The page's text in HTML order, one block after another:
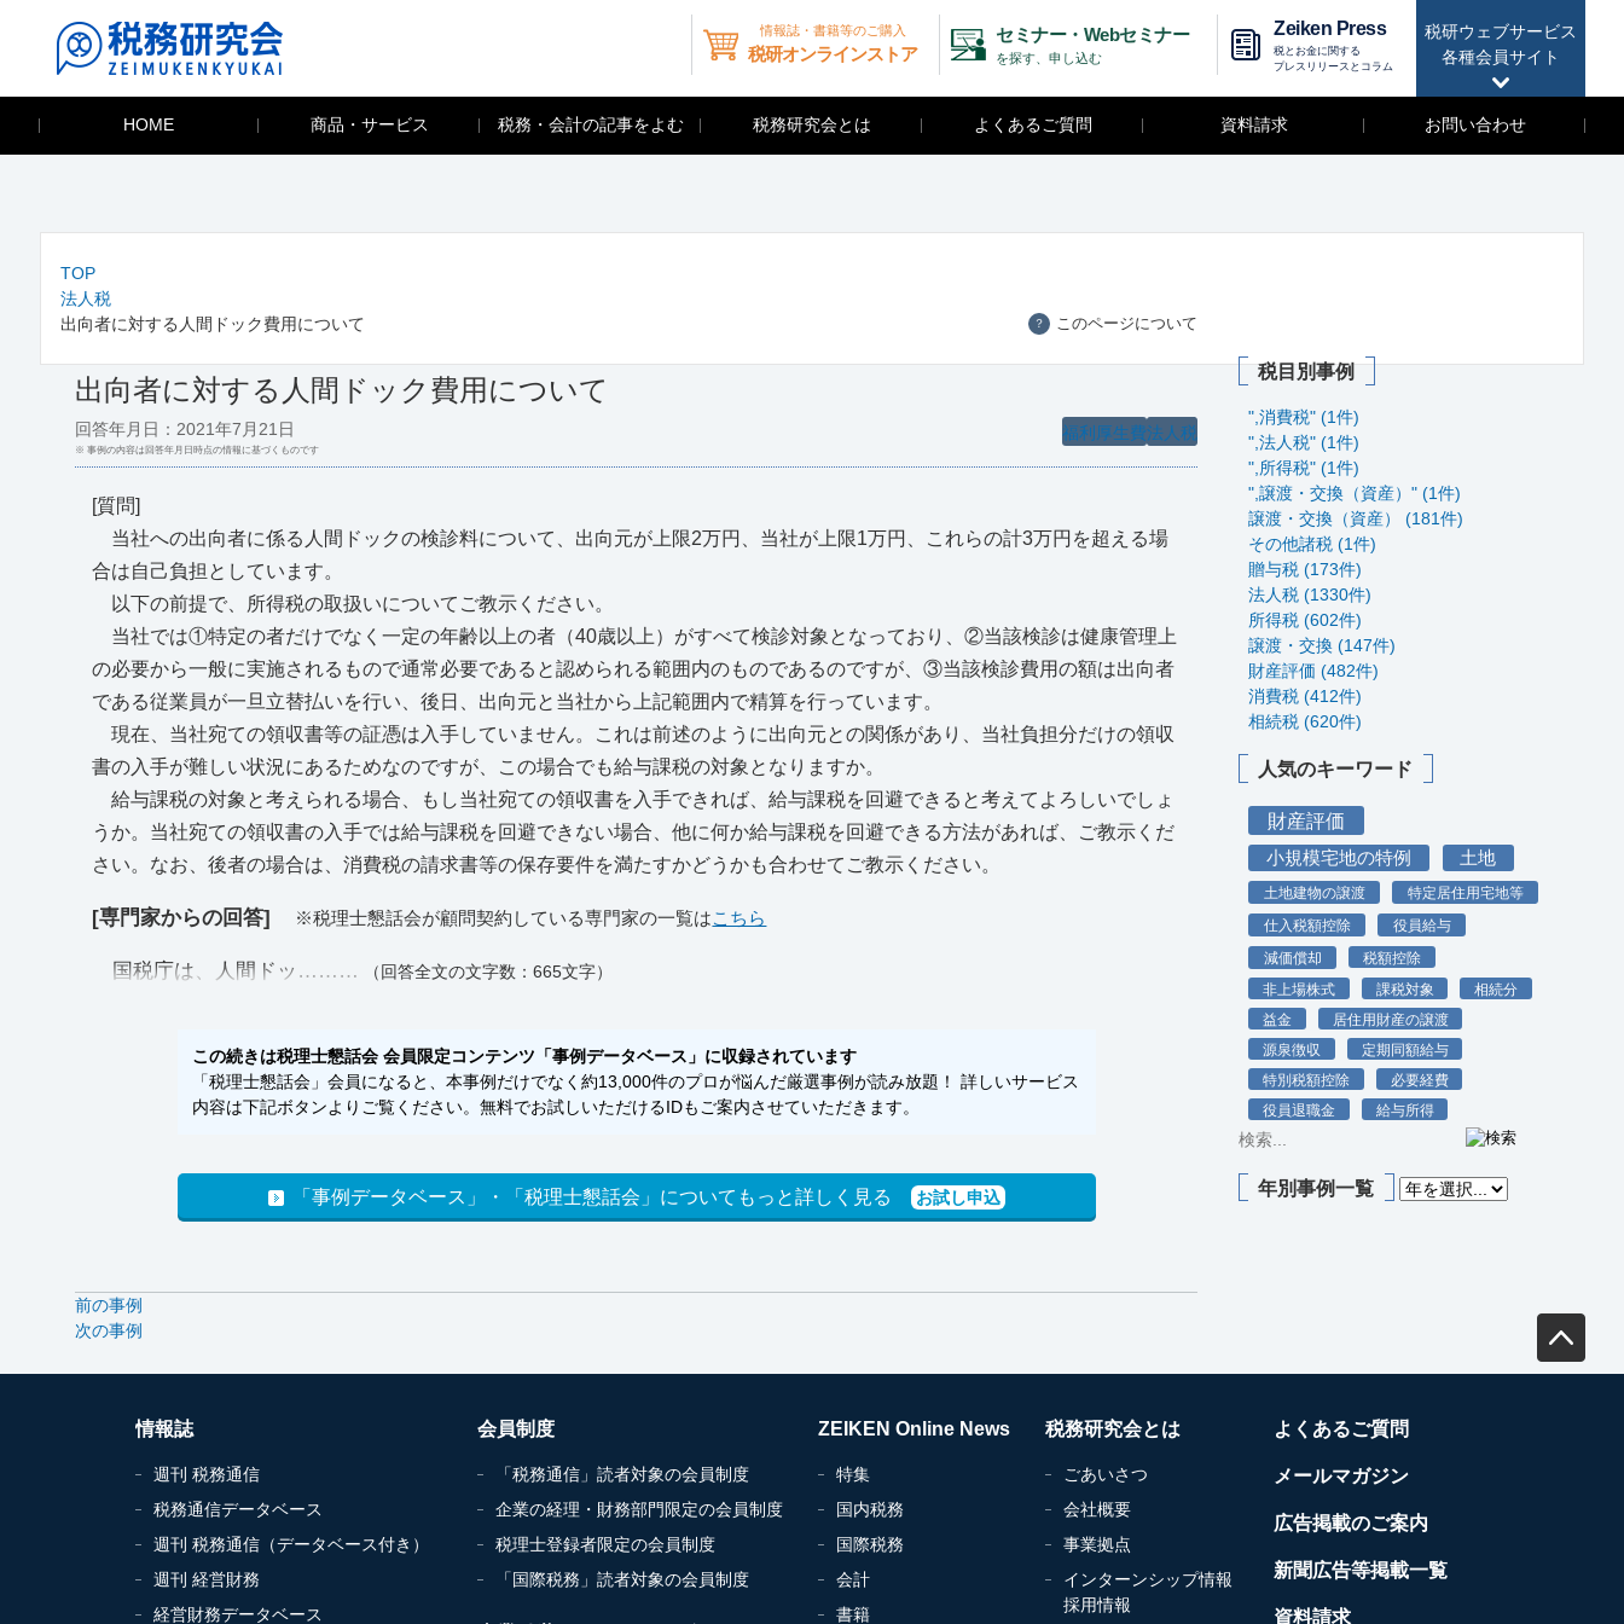
税研ウェブサービス
各種会員サイト
情報誌・書籍等のご購入
税研オンラインストア
セミナー・Webセミナー
を探す、申し込む
Zeiken Press
税とお金に関する
プレスリリースとコラム
HOME 商品・サービス 税務・会計の記事をよむ 税務研究会とは よくあるご質問 資料請求 お問い合わせ
TOP
法人税
出向者に対する人間ドック費用について
？ このページについて
出向者に対する人間ドック費用について
法人税
福利厚生費
回答年月日：2021年7月21日
※ 事例の内容は回答年月日時点の情報に基づくものです
[質問]
当社への出向者に係る人間ドックの検診料について、出向元が上限2万円、当社が上限1万円、これらの計3万円を超える場
合は自己負担としています。
以下の前提で、所得税の取扱いについてご教示ください。
当社では①特定の者だけでなく一定の年齢以上の者（40歳以上）がすべて検診対象となっており、②当該検診は健康管理上
の必要から一般に実施されるもので通常必要であると認められる範囲内のものであるのですが、③当該検診費用の額は出向者
である従業員が一旦立替払いを行い、後日、出向元と当社から上記範囲内で精算を行っています。
現在、当社宛ての領収書等の証憑は入手していません。これは前述のように出向元との関係があり、当社負担分だけの領収
書の入手が難しい状況にあるためなのですが、この場合でも給与課税の対象となりますか。
給与課税の対象と考えられる場合、もし当社宛ての領収書を入手できれば、給与課税を回避できると考えてよろしいでしょ
うか。当社宛ての領収書の入手では給与課税を回避できない場合、他に何か給与課税を回避できる方法があれば、ご教示くだ
さい。なお、後者の場合は、消費税の請求書等の保存要件を満たすかどうかも合わせてご教示ください。
[専門家からの回答] ※税理士懇話会が顧問契約している専門家の一覧はこちら
国税庁は、人間ドッ……… （回答全文の文字数：665文字）
この続きは税理士懇話会 会員限定コンテンツ「事例データベース」に収録されています
「税理士懇話会」会員になると、本事例だけでなく約13,000件のプロが悩んだ厳選事例が読み放題！ 詳しいサービス
内容は下記ボタンよりご覧ください。無料でお試しいただけるIDもご案内させていただきます。
「事例データベース」・「税理士懇話会」についてもっと詳しく見る お試し申込
前の事例
次の事例
税目別事例
",消費税" (1件)
",法人税" (1件)
",所得税" (1件)
",譲渡・交換（資産）" (1件)
譲渡・交換（資産） (181件)
その他諸税 (1件)
贈与税 (173件)
法人税 (1330件)
所得税 (602件)
譲渡・交換 (147件)
財産評価 (482件)
消費税 (412件)
相続税 (620件)
人気のキーワード
財産評価
小規模宅地の特例 土地
土地建物の譲渡
特定居住用宅地等
仕入税額控除
役員給与
減価償却
税額控除
非上場株式
課税対象
相続分
益金
居住用財産の譲渡
源泉徴収
定期同額給与
特別税額控除
必要経費
役員退職金
給与所得
年別事例一覧
情報誌
週刊 税務通信
税務通信データベース
週刊 税務通信（データベース付き）
週刊 経営財務
経営財務データベース
会員制度
「税務通信」読者対象の会員制度
企業の経理・財務部門限定の会員制度
税理士登録者限定の会員制度
「国際税務」読者対象の会員制度
ZEIKEN Online News
特集
国内税務
国際税務
会計
書籍
税務研究会とは
ごあいさつ
会社概要
事業拠点
インターンシップ情報
採用情報
よくあるご質問
メールマガジン
広告掲載のご案内
新聞広告等掲載一覧
資料請求